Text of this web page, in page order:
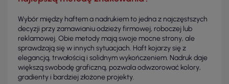
Wybór między haftem a nadrukiem to jedna z najczęstszych
decyzji przy zamawianiu odzieży firmowej, roboczej lub
reklamowej. Obie metody mają swoje mocne strony, ale
sprawdzają się w innych sytuacjach. Haft kojarzy się z
elegancją, trwałością i solidnym wykończeniem. Nadruk daje
większą swobodę graficzną, pozwala odwzorować kolory,
gradienty i bardziej złożone projekty.